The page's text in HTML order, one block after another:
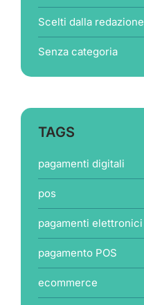
Scelti dalla redazione
Senza categoria
TAGS
pagamenti digitali
pos
pagamenti elettronici
pagamento POS
ecommerce